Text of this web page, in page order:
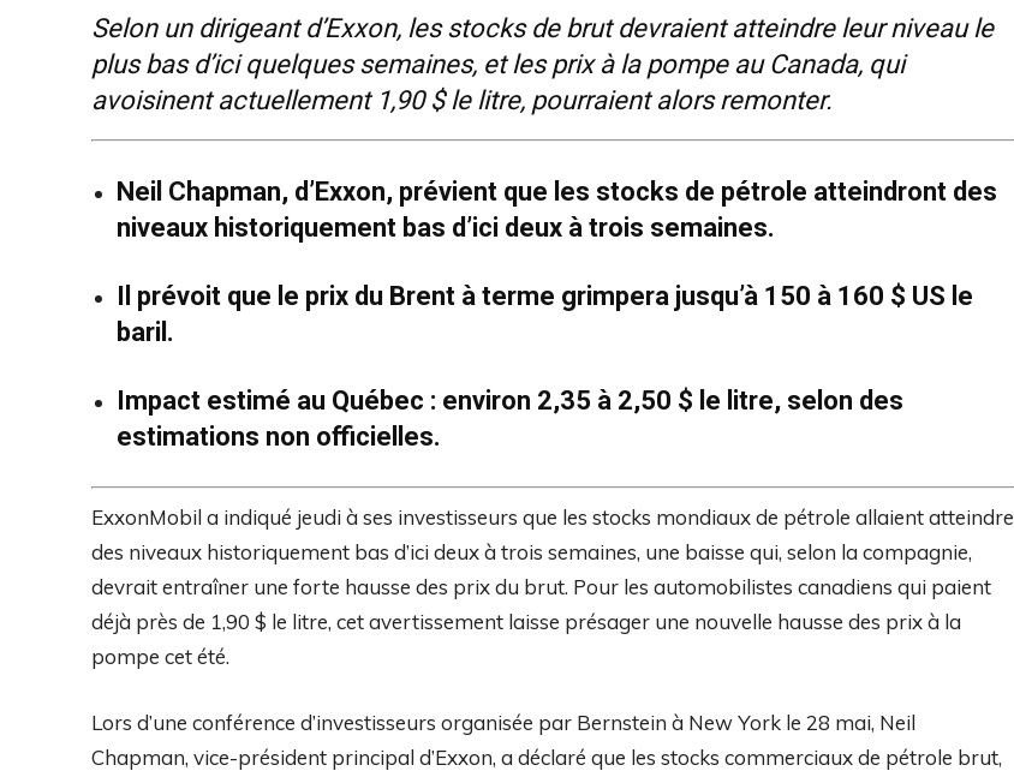
Selon un dirigeant d’Exxon, les stocks de brut devraient atteindre leur niveau le
plus bas d’ici quelques semaines, et les prix à la pompe au Canada, qui
avoisinent actuellement 1,90 $ le litre, pourraient alors remonter.
Neil Chapman, d’Exxon, prévient que les stocks de pétrole atteindront des
niveaux historiquement bas d’ici deux à trois semaines.
Il prévoit que le prix du Brent à terme grimpera jusqu’à 150 à 160 $ US le
baril.
Impact estimé au Québec : environ 2,35 à 2,50 $ le litre, selon des
estimations non officielles.
ExxonMobil a indiqué jeudi à ses investisseurs que les stocks mondiaux de pétrole allaient atteindre
des niveaux historiquement bas d’ici deux à trois semaines, une baisse qui, selon la compagnie,
devrait entraîner une forte hausse des prix du brut. Pour les automobilistes canadiens qui paient
déjà près de 1,90 $ le litre, cet avertissement laisse présager une nouvelle hausse des prix à la
pompe cet été.
Lors d’une conférence d’investisseurs organisée par Bernstein à New York le 28 mai, Neil
Chapman, vice-président principal d’Exxon, a déclaré que les stocks commerciaux de pétrole brut,